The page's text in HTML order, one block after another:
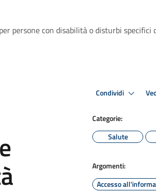
persone con disabilità o disturbi specifici
Condividi
Categorie:
Salute
Argomenti:
Accesso